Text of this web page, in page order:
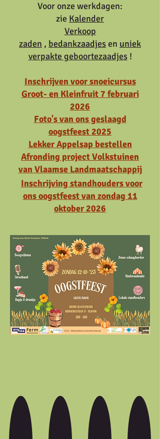
Voor onze werkdagen:
zie Kalender
Verkoop
zaden , bedankzaadjesen uniek
verpakte geboortezaadjes!
Inschrijven voor snoeicursus
Groot- en Kleinfruit 7 februari
2026
Foto's van ons geslaagd
oogstfeest 2025
Lekker Appelsap bestellen
Afronding project Volkstuinen
van Vlaamse Landmaatschappij
Inschrijving standhouders voor
ons oogstfeest van zondag 11
oktober 2026